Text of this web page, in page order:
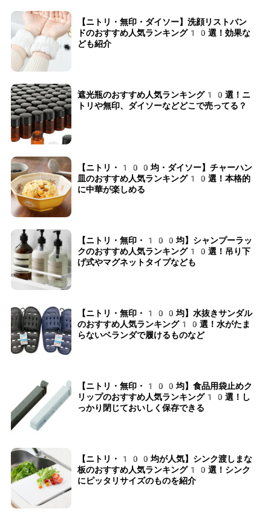
【ニトリ・無印・ダイソー】洗顔リストバン
ドのおすすめ人気ランキング10選！効果な
ども紹介
遮光瓶のおすすめ人気ランキング10選！ニ
トリや無印、ダイソーなどどこで売ってる？
【ニトリ・100均・ダイソー】チャーハン
皿のおすすめ人気ランキング10選！本格的
に中華が楽しめる
【ニトリ・無印・100均】シャンプーラッ
クのおすすめ人気ランキング10選！吊り下
げ式やマグネットタイプなども
【ニトリ・無印・100均】水抜きサンダル
のおすすめ人気ランキング10選！水がたま
らないベランダで履けるものなど
【ニトリ・無印・100均】食品用袋止めク
リップのおすすめ人気ランキング10選！し
っかり閉じておいしく保存できる
【ニトリ・100均が人気】シンク渡しまな
板のおすすめ人気ランキング10選！シンク
にピッタリサイズのものを紹介